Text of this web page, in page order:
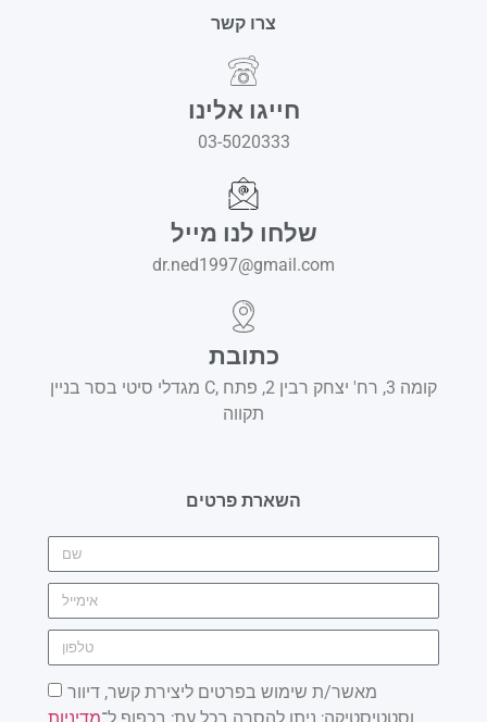
צרו קשר
חייגו אלינו
03-5020333
שלחו לנו מייל
dr.ned1997@gmail.com
כתובת
מגדלי סיטי בסר בניין C, קומה 3, רח' יצחק רבין 2, פתח
תקווה
השארת פרטים
מאשר/ת שימוש בפרטים ליצירת קשר, דיוור